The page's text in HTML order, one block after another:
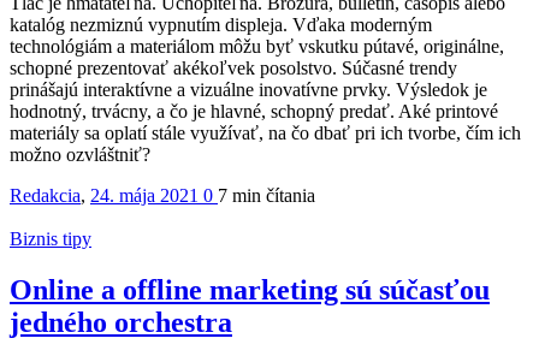
katalóg nezmiznú vypnutím displeja. Vďaka moderným
technológiám a materiálom môžu byť vskutku pútavé, originálne,
schopné prezentovať akékoľvek posolstvo. Súčasné trendy
prinášajú interaktívne a vizuálne inovatívne prvky. Výsledok je
hodnotný, trvácny, a čo je hlavné, schopný predať. Aké printové
materiály sa oplatí stále využívať, na čo dbať pri ich tvorbe, čím ich
možno ozvláštniť?
Redakcia, 24. mája 2021 0 7 min čítania
Biznis tipy
Online a offline marketing sú súčasťou
jedného orchestra